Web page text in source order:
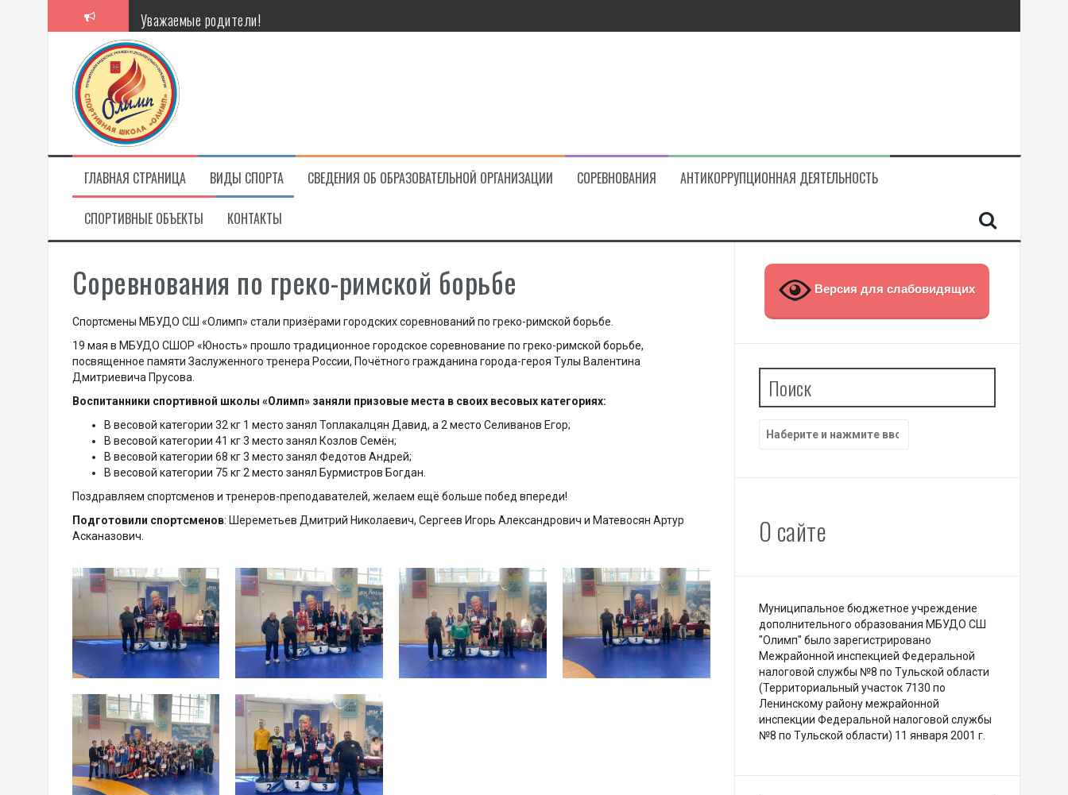
Уважаемые родители!
Алкоголь — путь в никуда
Решение спора без суда
Проголосуй за объекты благоустройства!
ГЛАВНАЯ СТРАНИЦА ВИДЫ СПОРТА СВЕДЕНИЯ ОБ ОБРАЗОВАТЕЛЬНОЙ ОРГАНИЗАЦИИ СОРЕВНОВАНИЯ АНТИКОРРУПЦИОННАЯ ДЕЯТЕЛЬНОСТЬ
СПОРТИВНЫЕ ОБЪЕКТЫ КОНТАКТЫ
Соревнования по греко-римской борьбе
Спортсмены МБУДО СШ «Олимп» стали призёрами городских соревнований по греко-римской борьбе.
19 мая в МБУДО СШОР «Юность» прошло традиционное городское соревнование по греко-римской борьбе,
посвященное памяти Заслуженного тренера России, Почётного гражданина города-героя Тулы Валентина
Дмитриевича Прусова.
Воспитанники спортивной школы «Олимп» заняли призовые места в своих весовых категориях:
В весовой категории 32 кг 1 место занял Топлакалцян Давид, а 2 место Селиванов Егор;
В весовой категории 41 кг 3 место занял Козлов Семён;
В весовой категории 68 кг 3 место занял Федотов Андрей;
В весовой категории 75 кг 2 место занял Бурмистров Богдан.
Поздравляем спортсменов и тренеров-преподавателей, желаем ещё больше побед впереди!
Подготовили спортсменов: Шереметьев Дмитрий Николаевич, Сергеев Игорь Александрович и Матевосян Артур
Асканазович.
Версия для слабовидящих
Поиск
Найти:
О сайте
Муниципальное бюджетное учреждение
дополнительного образования МБУДО СШ
"Олимп" было зарегистрировано
Межрайонной инспекцией Федеральной
налоговой службы №8 по Тульской области
(Территориальный участок 7130 по
Ленинскому району межрайонной
инспекции Федеральной налоговой службы
№8 по Тульской области) 11 января 2001 г.